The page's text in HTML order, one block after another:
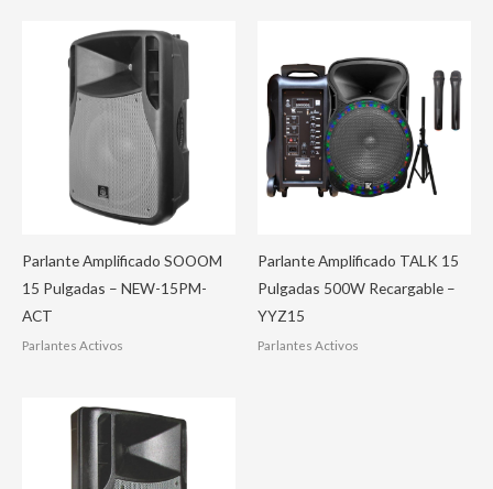
Parlante Amplificado SOOOM
15 Pulgadas – NEW-15PM-
ACT
Parlantes Activos
Parlante Amplificado TALK 15
Pulgadas 500W Recargable –
YYZ15
Parlantes Activos